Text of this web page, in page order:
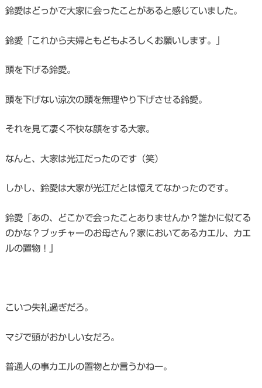
鈴愛はどっかで大家に会ったことがあると感じていました。
鈴愛「これから夫婦ともどもよろしくお願いします。」
頭を下げる鈴愛。
頭を下げない涼次の頭を無理やり下げさせる鈴愛。
それを見て凄く不快な顔をする大家。
なんと、大家は光江だったのです（笑）
しかし、鈴愛は大家が光江だとは憶えてなかったのです。
鈴愛「あの、どこかで会ったことありませんか？誰かに似てる
のかな？ブッチャーのお母さん？家においてあるカエル、カエ
ルの置物！」
こいつ失礼過ぎだろ。
マジで頭がおかしい女だろ。
普通人の事カエルの置物とか言うかねー。